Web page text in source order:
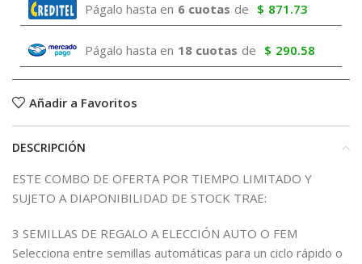
Págalo hasta en 6 cuotas de $ 871.73
Págalo hasta en 18 cuotas de $ 290.58
Añadir a Favoritos
DESCRIPCIÓN
ESTE COMBO DE OFERTA POR TIEMPO LIMITADO Y
SUJETO A DIAPONIBILIDAD DE STOCK TRAE:
3 SEMILLAS DE REGALO A ELECCIÓN AUTO O FEM
Selecciona entre semillas automáticas para un ciclo rápido o